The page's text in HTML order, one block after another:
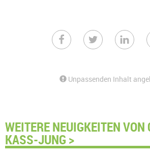
Unpassenden Inhalt
WEITERE NEUIGKEITEN
KASS-JUNG >